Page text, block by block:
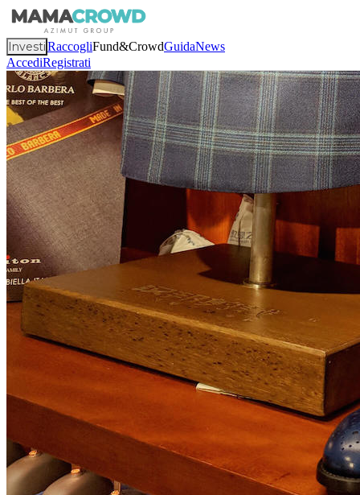
InvestiRaccogliFund&CrowdGuidaNews
AccediRegistrati